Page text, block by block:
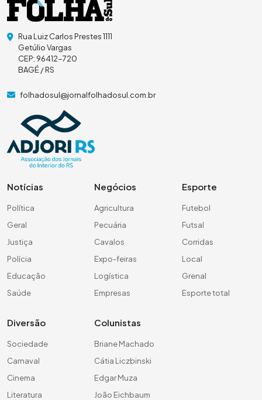
Rua Luiz Carlos Prestes 1111
Getúlio Vargas
CEP: 96412-720
BAGÉ / RS
folhadosul@jornalfolhadosul.com.br
Notícias
Política
Geral
Justiça
Polícia
Educação
Saúde
Negócios
Agricultura
Pecuária
Cavalos
Expo-feiras
Logística
Empresas
Esporte
Futebol
Futsal
Corridas
Local
Grenal
Esporte total
Diversão
Sociedade
Carnaval
Cinema
Literatura
Colunistas
Briane Machado
Cátia Liczbinski
Edgar Muza
João Eichbaum